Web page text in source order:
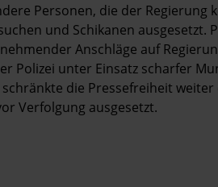
Personen, die der Regierung
und Schikanen ausgesetzt.
Anschläge auf
Polizei unter Einsatz scharfer
die Pressefreiheit weiter
Verfolgung ausgesetzt.